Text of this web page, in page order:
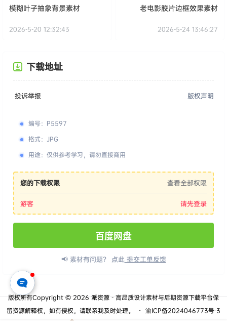
模糊叶子抽象背景素材
2026-5-20 12:32:43
老电影胶片边框效果素材
2026-5-24 13:46:27
下载地址
投诉举报 版权声明
编号： P5597
格式： JPG
用途： 仅供参考学习，请勿直接商用
您的下载权限 查看全部权限
游客 请先登录
百度网盘
📢 素材有问题？ 点此提交工单反馈
版权所有Copyright © 2026派资源 - 高品质设计素材与后期资源下载平台保
留资源解释权，如有侵权，请联系我及时处理。
・ 渝ICP备2024046773号-3